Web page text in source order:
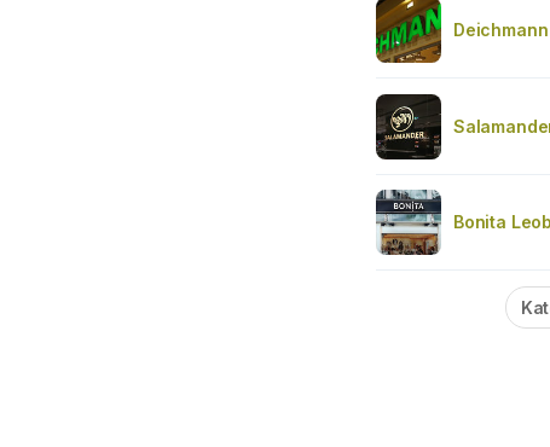
Deichmann
Bonita